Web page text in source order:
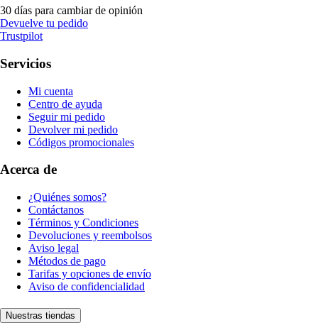
30 días para cambiar de opinión
Devuelve tu pedido
Trustpilot
Servicios
Mi cuenta
Centro de ayuda
Seguir mi pedido
Devolver mi pedido
Códigos promocionales
Acerca de
¿Quiénes somos?
Contáctanos
Términos y Condiciones
Devoluciones y reembolsos
Aviso legal
Métodos de pago
Tarifas y opciones de envío
Aviso de confidencialidad
Nuestras tiendas